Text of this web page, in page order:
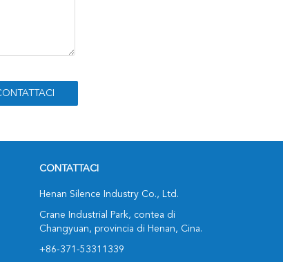
CONTATTACI
Henan Silence Industry Co., Ltd.
Crane Industrial Park, contea di
Changyuan, provincia di Henan, Cina.
+86-371-53311339